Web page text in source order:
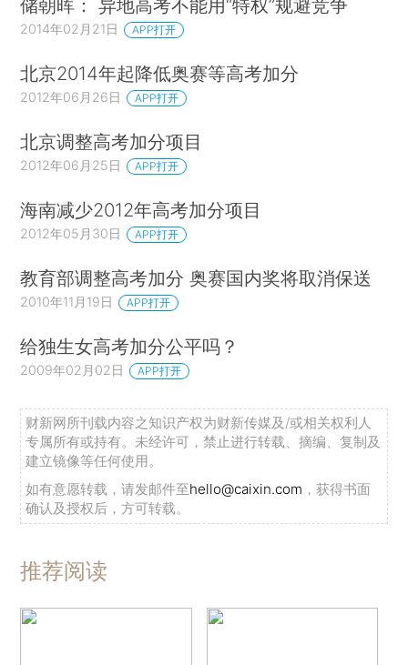
储朝晖： 异地高考不能用“特权”规避竞争
2014年02月21日 APP打开
北京2014年起降低奥赛等高考加分
2012年06月26日 APP打开
北京调整高考加分项目
2012年06月25日 APP打开
海南减少2012年高考加分项目
2012年05月30日 APP打开
教育部调整高考加分 奥赛国内奖将取消保送
2010年11月19日 APP打开
给独生女高考加分公平吗？
2009年02月02日 APP打开
财新网所刊载内容之知识产权为财新传媒及/或相关权利人
专属所有或持有。未经许可，禁止进行转载、摘编、复制及
建立镜像等任何使用。
如有意愿转载，请发邮件至hello@caixin.com ，获得书面
确认及授权后，方可转载。
推荐阅读